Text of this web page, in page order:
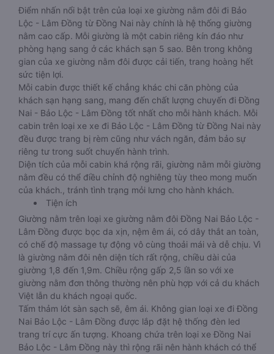
Điểm nhấn nổi bật trên của loại xe giường nằm đôi đi Bảo
Lộc - Lâm Đồng từ Đồng Nai này chính là hệ thống giường
nằm cao cấp. Mỗi giường là một cabin riêng kín đáo như
phòng hạng sang ở các khách sạn 5 sao. Bên trong không
gian của xe giường nằm đôi được cải tiến, trang hoàng hết
sức tiện lợi.
Mỗi cabin được thiết kế chẳng khác chi căn phòng của
khách sạn hạng sang, mang đến chất lượng chuyến đi Đồng
Nai - Bảo Lộc - Lâm Đồng tốt nhất cho mỗi hành khách. Mỗi
cabin trên loại xe xe đi Bảo Lộc - Lâm Đồng từ Đồng Nai này
đều được trang bị rèm cũng như vách ngăn, đảm bảo sự
riêng tư trong suốt chuyến hành trình.
Diện tích của mỗi cabin khá rộng rãi, giường nằm mỗi giường
nằm đều có thể điều chỉnh độ nghiêng tùy theo mong muốn
của khách., tránh tình trạng mỏi lưng cho hành khách.
Tiện ích
Giường nằm trên loại xe giường nằm đôi Đồng Nai Bảo Lộc -
Lâm Đồng được bọc da xịn, nệm êm ái, có dây thắt an toàn,
có chế độ massage tự động vô cùng thoải mái và dễ chịu. Vì
là giường nằm đôi nên diện tích rất rộng, chiều dài của
giường 1,8 đến 1,9m. Chiều rộng gấp 2,5 lần so với xe
giường nằm đơn thông thường nên phù hợp với cả du khách
Việt lẫn du khách ngoại quốc.
Tấm thảm lót sàn sạch sẽ, êm ái. Không gian loại xe đi Đồng
Nai Bảo Lộc - Lâm Đồng được lắp đặt hệ thống đèn led
trang trí cực ấn tượng. Khoang chứa trên loại xe Đồng Nai
Bảo Lộc - Lâm Đồng này thì rộng rãi nên hành khách có thể